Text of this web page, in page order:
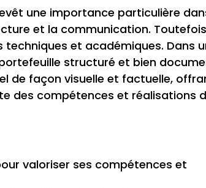
une importance particulière
et la communication.
et académiques. Dans
structuré et bien
de façon visuelle et factuelle,
des compétences et réalisations
valoriser ses compétences et